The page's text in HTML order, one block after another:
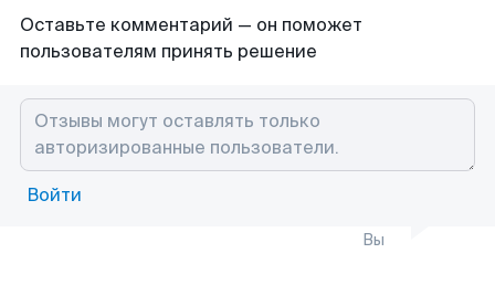
Оставьте комментарий — он поможет
пользователям принять решение
Войти
Вы